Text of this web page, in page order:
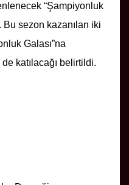
“Şampiyonluk
Bu sezon kazanılan iki
Galası”na
katılacağı belirtildi.